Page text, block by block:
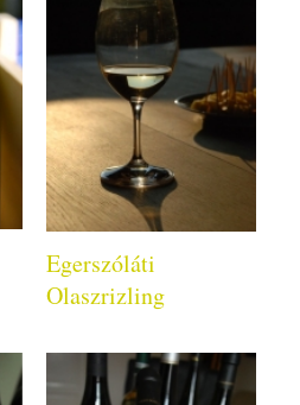
Egerszóláti
Olaszrizling